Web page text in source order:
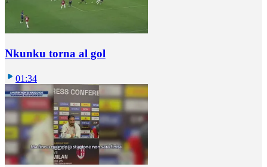
Nkunku torna al gol
01:34